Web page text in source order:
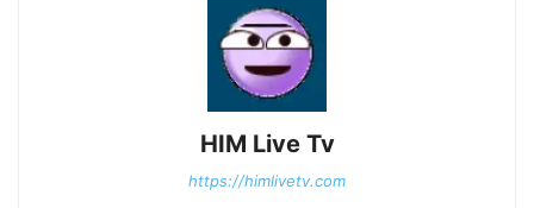
HIM Live Tv
https://himlivetv.com